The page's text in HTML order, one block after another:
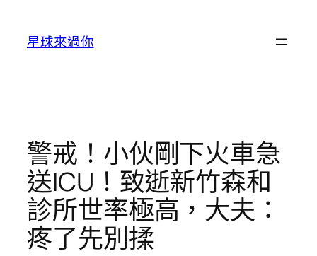
星球來過你
警戒！小伙剛下火車急
送ICU！致逝新竹森和
診所世率極高，大夫：
疼了先別揉